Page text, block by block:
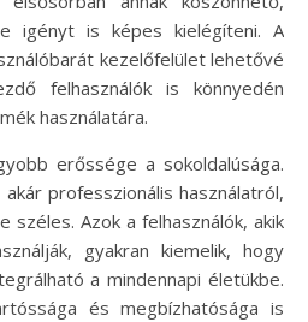
igényt is képes kielégíteni. A
kezelőfelület lehetővé
felhasználók is könnyedén
használatára.
erőssége a sokoldalúsága.
professzionális használatról,
széles. Azok a felhasználók, akik
gyakran kiemelik, hogy
a mindennapi életükbe.
és megbízhatósága is